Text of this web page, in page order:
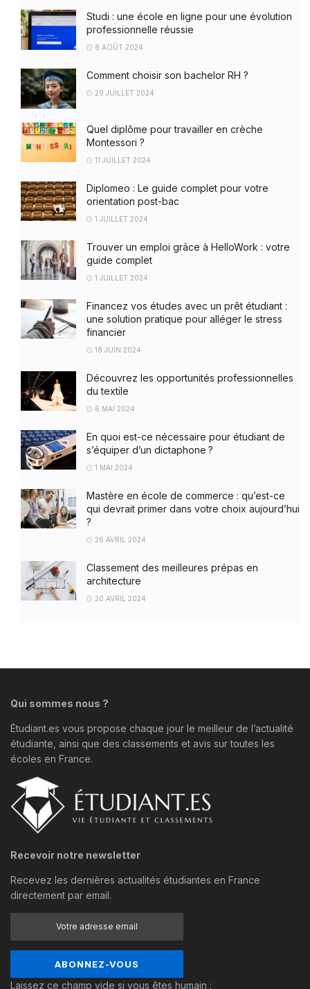
Studi : une école en ligne pour une évolution
professionnelle réussie
8 AOÛT 2024
Comment choisir son bachelor RH ?
29 JUILLET 2024
Quel diplôme pour travailler en crèche
Montessori ?
11 JUILLET 2024
Diplomeo : Le guide complet pour votre
orientation post-bac
1 JUILLET 2024
Trouver un emploi grâce à HelloWork : votre
guide complet
1 JUILLET 2024
Financez vos études avec un prêt étudiant :
une solution pratique pour alléger le stress
financier
18 JUIN 2024
Découvrez les opportunités professionnelles
du textile
6 MAI 2024
En quoi est-ce nécessaire pour étudiant de
s’équiper d’un dictaphone ?
1 MAI 2024
Mastère en école de commerce : qu’est-ce
qui devrait primer dans votre choix aujourd’hui
?
26 AVRIL 2024
Classement des meilleures prépas en
architecture
20 AVRIL 2024
Qui sommes nous ?
Étudiant.es vous propose chaque jour le meilleur de l’actualité
étudiante, ainsi que des classements et avis sur toutes les
écoles en France.
Recevoir notre newsletter
Recevez les dernières actualités étudiantes en France
directement par email.
Laissez ce champ vide si vous êtes humain :